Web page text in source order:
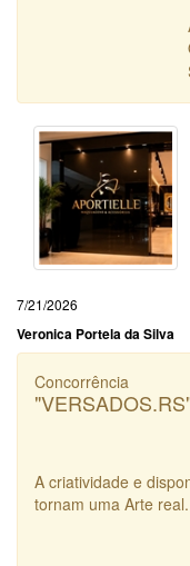
7/21/2026
Veronica Portela da Silva
Concorrência
A criatividade e
tornam uma Arte